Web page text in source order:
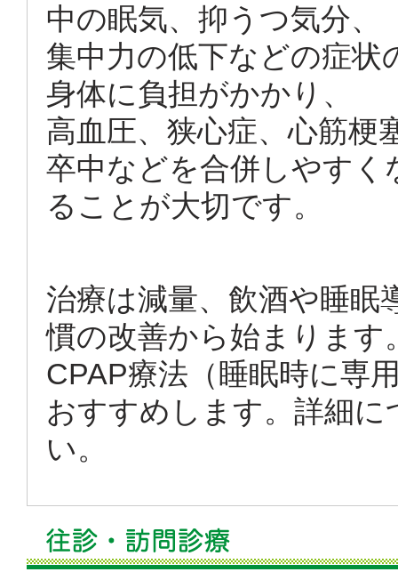
中の眠気、抑うつ気分、
集中力の低下などの症状
身体に負担がかかり、
高血圧、狭心症、心筋梗
卒中などを合併しやす
ることが大切です。
治療は減量、飲酒や睡眠
慣の改善から始まりま
CPAP療法（睡眠時に専
おすすめします。詳細
い。